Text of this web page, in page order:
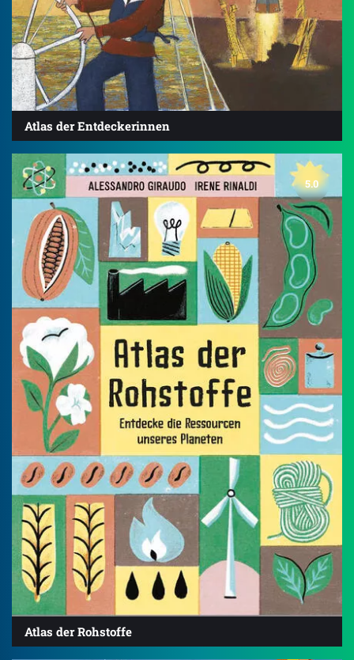
Atlas der Entdeckerinnen
5.0
Atlas der Rohstoffe